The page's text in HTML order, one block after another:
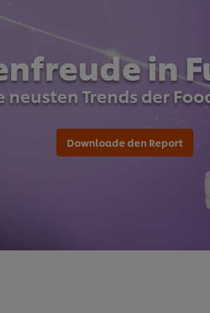
in
neusten Trends der
Downloade den Report